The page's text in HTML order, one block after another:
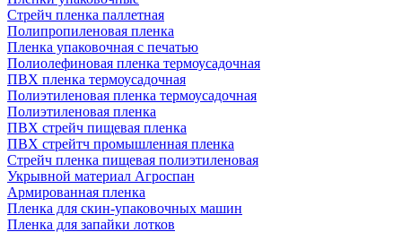
Стрейч пленка паллетная
Полипропиленовая пленка
Пленка упаковочная с печатью
Полиолефиновая пленка термоусадочная
ПВХ пленка термоусадочная
Полиэтиленовая пленка термоусадочная
Полиэтиленовая пленка
ПВХ стрейч пищевая пленка
ПВХ стрейтч промышленная пленка
Стрейч пленка пищевая полиэтиленовая
Укрывной материал Агроспан
Армированная пленка
Пленка для скин-упаковочных машин
Пленка для запайки лотков